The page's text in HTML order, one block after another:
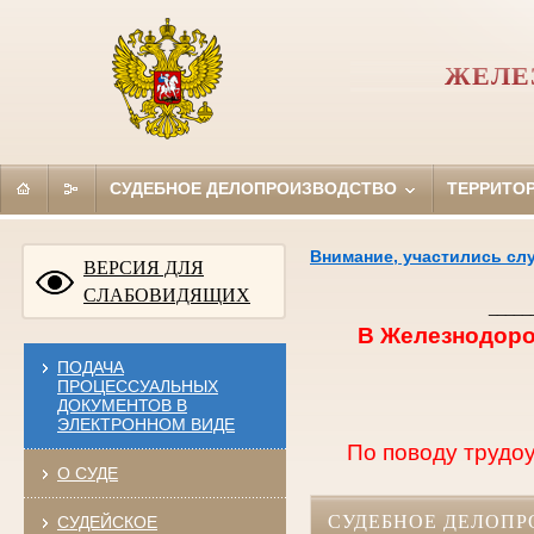
СУДЕБНОЕ ДЕЛОПРОИЗВОДСТВО
ВЕРСИЯ ДЛЯ
СЛАБОВИДЯЩИХ
ПОДАЧА
ПРОЦЕССУАЛЬНЫХ
ДОКУМЕНТОВ В
ЭЛЕКТРОННОМ ВИДЕ
О СУДЕ
СУДЕЙСКОЕ
Внимание, участились
В
По поводу
СУДЕБНОЕ